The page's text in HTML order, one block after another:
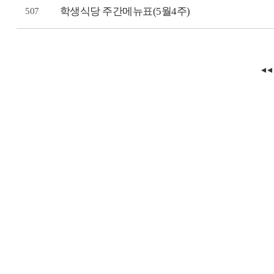
507 학생식당 주간메뉴표(5월4주)